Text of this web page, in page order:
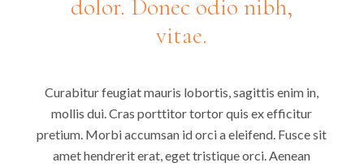
dolor. Donec odio nibh,
vitae.
Curabitur feugiat mauris lobortis, sagittis enim in,
mollis dui. Cras porttitor tortor quis ex efficitur
pretium. Morbi accumsan id orci a eleifend. Fusce sit
amet hendrerit erat, eget tristique orci. Aenean